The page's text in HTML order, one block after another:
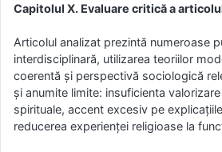
Capitolul X. Evaluare critică a
Articolul analizat prezintă numeroase
interdisciplinară, utilizarea teoriilor
coerentă și perspectivă sociologică
și anumite limite: insuficienta
spirituale, accent excesiv pe
reducerea experienței religioase la